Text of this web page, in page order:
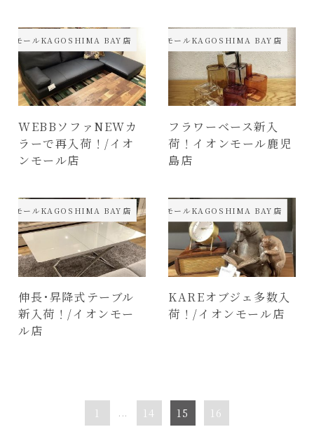
ンモールKAGOSHIMA BAY店
WEBBソファNEWカ
ラーで再入荷！/イオ
ンモール店
イオンモールKAGOSHIMA BAY店
フラワーベース新入
荷！イオンモール鹿児
島店
ンモールKAGOSHIMA BAY店
伸長･昇降式テーブル
新入荷！/イオンモー
ル店
イオンモールKAGOSHIMA BAY店
KAREオブジェ多数入
荷！/イオンモール店
1 ... 14 15 16